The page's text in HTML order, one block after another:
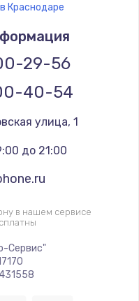
Краснодаре
29-56
40-54
улица, 1
до 21:00
в нашем сервисе
Сервис"